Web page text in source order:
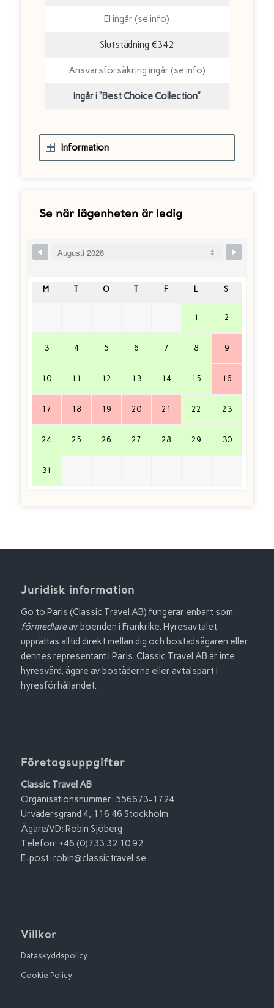
El ingår (se info)
Slutstädning €342
Ansvarsförsäkring ingår (se info)
Ingår i “Best Choice Collection”
Information
Se när lägenheten är ledig
Skip Booking Form
M T O T F L S
1 2
3 4 5 6 7 8 9
10 11 12 13 14 15 16
17 18 19 20 21 22 23
24 25 26 27 28 29 30
31
Juridisk information
Go to Paris (Classic Travel AB) fungerar enbart som
förmedlareav boenden i Frankrike. Hyresavtalet
upprättas alltid direkt mellan dig och bostadsägaren eller
dennes representant i Paris. Classic Travel AB är inte
hyresvärd, ägare av bostäderna eller avtalspart i
hyresförhållandet.
Företagsuppgifter
Classic Travel AB
Organisationsnummer: 556673-1724
Urvädersgränd 4, 116 46 Stockholm
Ägare/VD: Robin Sjöberg
Telefon: +46 (0)733 32 10 92
E-post: robin@classictravel.se
Villkor
Dataskyddspolicy
Cookie Policy